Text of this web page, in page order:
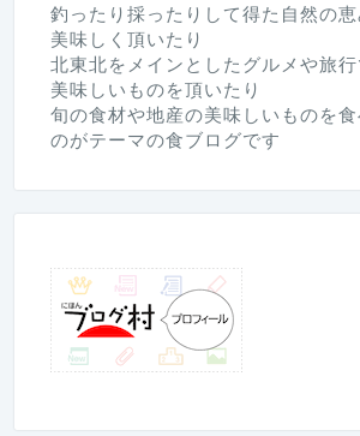
釣ったり採ったりして得た自然の恵
美味しく頂いたり
北東北をメインとしたグルメや旅
美味しいものを頂いたり
旬の食材や地産の美味しいものを食
のがテーマの食ブログです